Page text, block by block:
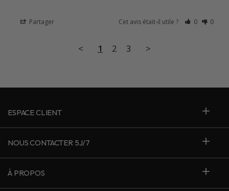
Partager Cet avis était-il utile ? 0 0
< 1 2 3 >
ESPACE CLIENT
NOUS CONTACTER 5J/7
À PROPOS